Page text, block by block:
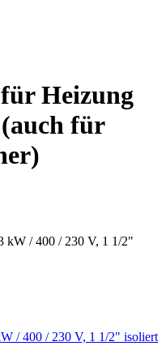
Heizung
für
/ 400 / 230 V, 1 1/2" isoliert